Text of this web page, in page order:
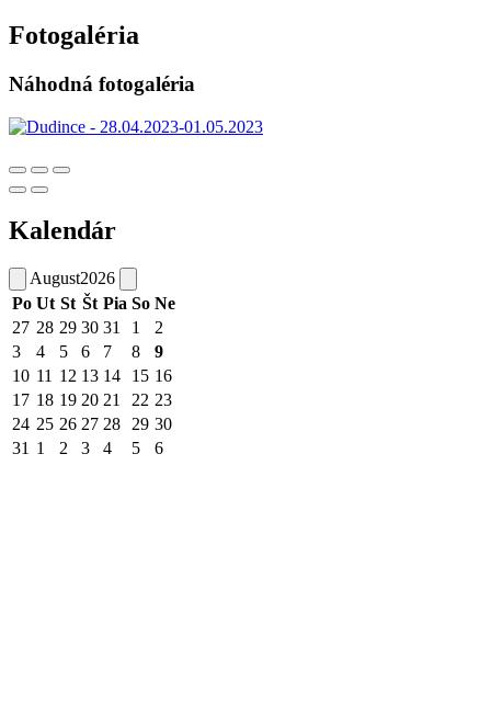
Fotogaléria
Náhodná fotogaléria
Kalendár
August2026
Po Ut St Št Pia So Ne
27 28 29 30 31 1
2
3
4 5 6 7 8
9
10 11 12 13 14 15 16
17 18 19 20 21 22 23
24 25 26 27 28 29 30
31 1 2 3 4 5 6